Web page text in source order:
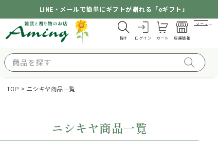
LINE・メールで簡単にギフトが贈れる「eギフト」
探す ログイン カート 店舗情報
メニュー
TOP ニシキヤ商品一覧
ニシキヤ商品一覧